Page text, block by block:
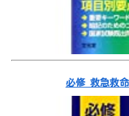
必修 救急救命